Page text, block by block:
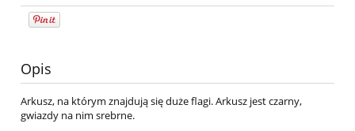
Opis
Arkusz, na którym znajdują się duże flagi. Arkusz jest czarny,
gwiazdy na nim srebrne.